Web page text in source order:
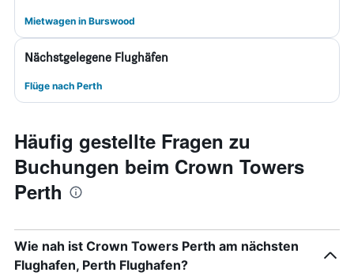
Mietwagen in Burswood
Nächstgelegene Flughäfen
Flüge nach Perth
Häufig gestellte Fragen zu
Buchungen beim Crown Towers
Perth
Wie nah ist Crown Towers Perth am nächsten
Flughafen, Perth Flughafen?